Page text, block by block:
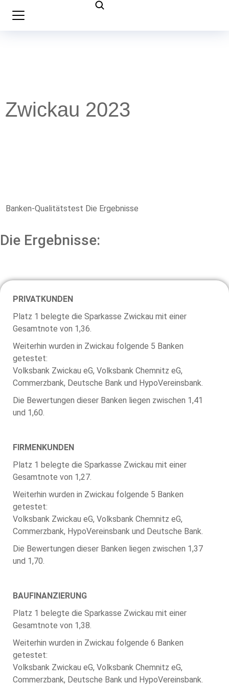
Zwickau 2023
Banken-Qualitätstest Die Ergebnisse
Die Ergebnisse:
PRIVATKUNDEN
Platz 1 belegte die Sparkasse Zwickau mit einer
Gesamtnote von 1,36.
Weiterhin wurden in Zwickau folgende 5 Banken
getestet:
Volksbank Zwickau eG, Volksbank Chemnitz eG,
Commerzbank, Deutsche Bank und HypoVereinsbank.
Die Bewertungen dieser Banken liegen zwischen 1,41
und 1,60.
FIRMENKUNDEN
Platz 1 belegte die Sparkasse Zwickau mit einer
Gesamtnote von 1,27.
Weiterhin wurden in Zwickau folgende 5 Banken
getestet:
Volksbank Zwickau eG, Volksbank Chemnitz eG,
Commerzbank, HypoVereinsbank und Deutsche Bank.
Die Bewertungen dieser Banken liegen zwischen 1,37
und 1,70.
BAUFINANZIERUNG
Platz 1 belegte die Sparkasse Zwickau mit einer
Gesamtnote von 1,38.
Weiterhin wurden in Zwickau folgende 6 Banken
getestet:
Volksbank Zwickau eG, Volksbank Chemnitz eG,
Commerzbank, Deutsche Bank und HypoVereinsbank.